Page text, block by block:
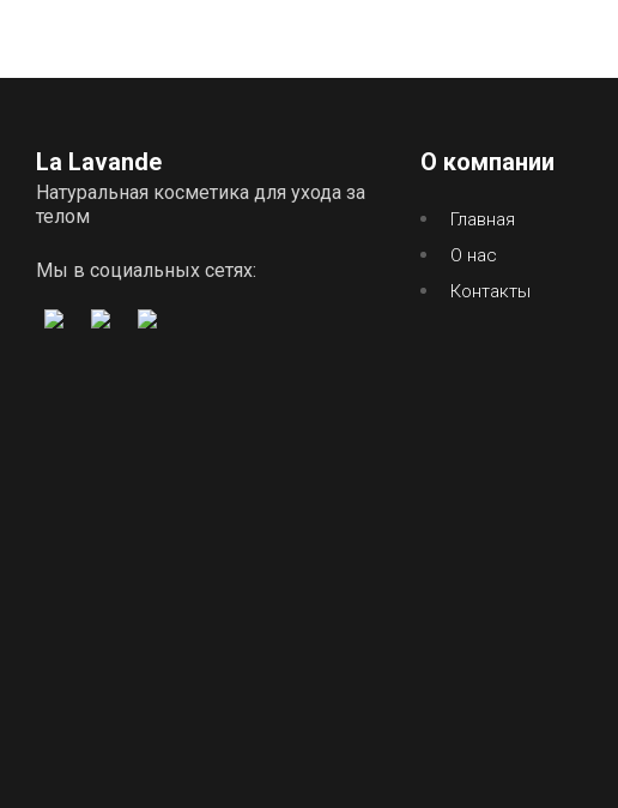
La Lavande
Натуральная косметика для ухода за
телом
Мы в социальных сетях:
О компании
Главная
О нас
Контакты